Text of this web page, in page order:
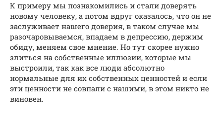
К примеру мы познакомились и стали доверять
новому человеку, а потом вдруг оказалось, что он не
заслуживает нашего доверия, в таком случае мы
разочаровываемся, впадаем в депрессию, держим
обиду, меняем свое мнение. Но тут скорее нужно
злиться на собственные иллюзии, которые мы
выстроили, так как все люди абсолютно
нормальные для их собственных ценностей и если
эти ценности не совпали с нашими, в этом никто не
виновен.